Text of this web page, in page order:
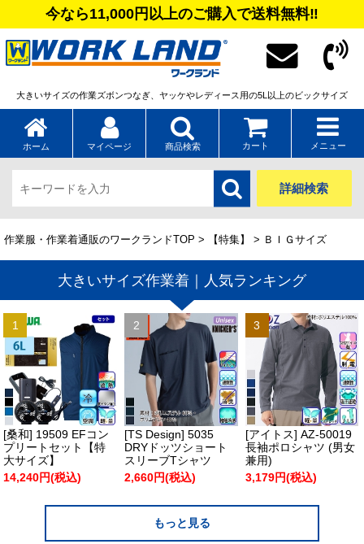
今なら11,000円以上のご購入で送料無料‼
大きいサイズの作業ズボンつなぎ、ヤッケやレディース用の5L以上のビックサイズ
ホーム マイページ 商品検索 カート メニュー
詳細検索
作業服・作業着通販のワークランドTOP > 【特集】 > ＢＩＧサイズ
大きいサイズ作業着｜人気ランキング
[桑和] 19509 EFコン
プリートセット【特
大サイズ】
14,240円(税込)
[TS Design] 5035
DRYドッツショート
スリーブTシャツ
2,660円(税込)
[アイトス] AZ-50019
長袖ポロシャツ (男女
兼用)
3,179円(税込)
もっと見る